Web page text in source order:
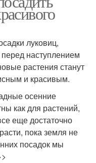
луковиц,
перед наступлением
растения станут
и красивым.
осенние
как для растений,
еще достаточно
пока земля не
посадок мы